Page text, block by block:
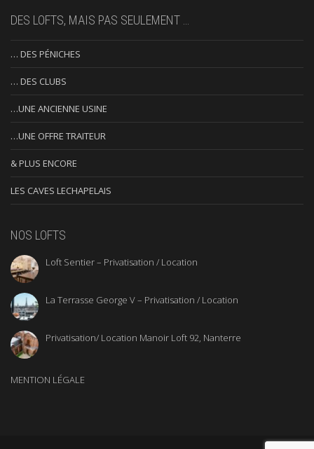
DES LOFTS, MAIS PAS SEULEMENT …
… DES PÉNICHES
… DES CLUBS
…UNE ANCIENNE USINE
…UNE OFFRE TRAITEUR
& PLUS ENCORE
LES CAVES LECHAPELAIS
NOS LOFTS
Loft Sentier – Privatisation / Location
La Terrasse George V – Privatisation / Location
Privatisation/ Location Manoir Loft 92, Nanterre
MENTION LÉGALE